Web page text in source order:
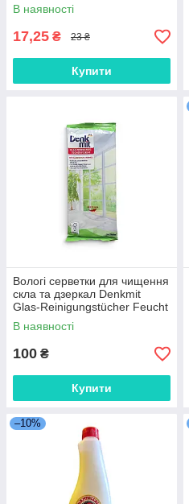
В наявності
17,25 ₴ 23 ₴
Купити
Вологі серветки для чищення
скла та дзеркал Denkmit
Glas-Reinigungstücher Feucht
(20 штук в упаковці)
В наявності
100 ₴
Купити
–10%